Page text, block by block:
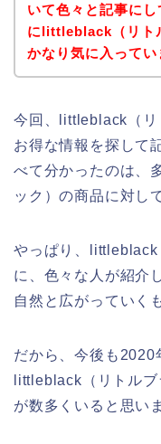
いて色々と記事に
にlittleblack（リト
かなり気に入ってい
今回、littleblack（リ
お得な情報を探して
べて分かったのは、
ック）の商品に対し
やっぱり、littleblack
に、色々な人が紹介
自然と広がっていく
だから、今後も
littleblack（リトル
が数多くいると思い